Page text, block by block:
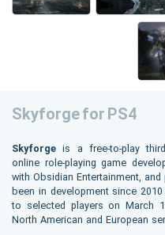
Skyforge for PS4
Skyforgeis a free-to-play
online role-playing game
with Obsidian Entertainment,
been in development since
to selected players on March
North American and European